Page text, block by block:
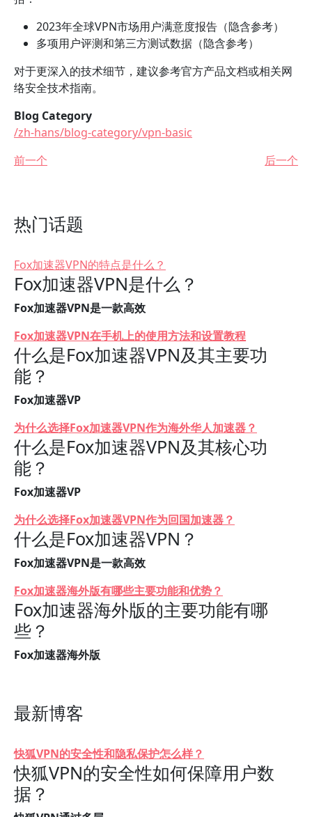
2023年全球VPN市场用户满意度报告（隐含参考）
多项用户评测和第三方测试数据（隐含参考）
对于更深入的技术细节，建议参考官方产品文档或相关网
络安全技术指南。
Blog Category
/zh-hans/blog-category/vpn-basic
前一个
后一个
热门话题
Fox加速器VPN的特点是什么？
Fox加速器VPN是什么？
Fox加速器VPN是一款高效
Fox加速器VPN在手机上的使用方法和设置教程
什么是Fox加速器VPN及其主要功
能？
Fox加速器VP
为什么选择Fox加速器VPN作为海外华人加速器？
什么是Fox加速器VPN及其核心功
能？
Fox加速器VP
为什么选择Fox加速器VPN作为回国加速器？
什么是Fox加速器VPN？
Fox加速器VPN是一款高效
Fox加速器海外版有哪些主要功能和优势？
Fox加速器海外版的主要功能有哪
些？
Fox加速器海外版
最新博客
快狐VPN的安全性和隐私保护怎么样？
快狐VPN的安全性如何保障用户数
据？